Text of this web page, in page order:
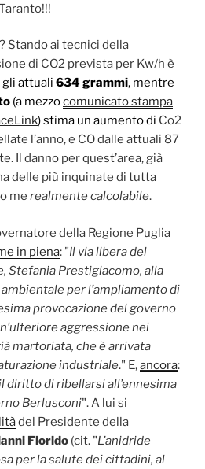
Stando ai tecnici della
di CO2 prevista per Kw/h è
attuali 634 grammi, mentre
(a mezzocomunicato stampa
) stima un aumento di Co2
l’anno, e CO dalle attuali 87
Il danno per quest’area, già
delle più inquinate di tutta
me realmente calcolabile.
della Regione Puglia
in piena: "Il via libera del
Stefania Prestigiacomo, alla
per l’ampliamento di
provocazione del governo
aggressione nei
martoriata, che è arrivata
industriale." E,ancora:
diritto di ribellarsi all’ennesima
Berlusconi". A lui si
del Presidente della
Florido (cit. "L’anidride
per la salute dei cittadini, al